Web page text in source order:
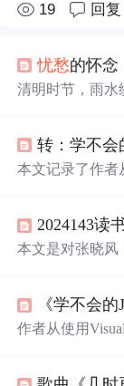
19 回复
忧愁的怀念
清明时节，雨水
的自然景观以及
义。
转：学不会
本文记录了作者
本文是对张晓风
爱、时间、自然
写，打开了看待
《学不会
作者从使用